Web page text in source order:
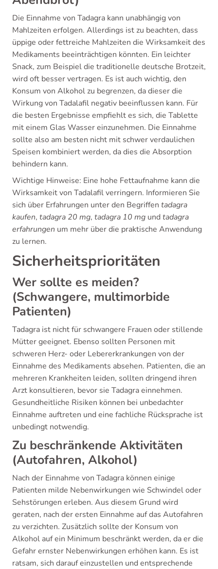
Die Einnahme von Tadagra kann unabhängig von
Mahlzeiten erfolgen. Allerdings ist zu beachten, dass
üppige oder fettreiche Mahlzeiten die Wirksamkeit des
Medikaments beeinträchtigen könnten. Ein leichter
Snack, zum Beispiel die traditionelle deutsche Brotzeit,
wird oft besser vertragen. Es ist auch wichtig, den
Konsum von Alkohol zu begrenzen, da dieser die
Wirkung von Tadalafil negativ beeinflussen kann. Für
die besten Ergebnisse empfiehlt es sich, die Tablette
mit einem Glas Wasser einzunehmen. Die Einnahme
sollte also am besten nicht mit schwer verdaulichen
Speisen kombiniert werden, da dies die Absorption
behindern kann.
Wichtige Hinweise: Eine hohe Fettaufnahme kann die
Wirksamkeit von Tadalafil verringern. Informieren Sie
sich über Erfahrungen unter den Begriffen tadagra
kaufen, tadagra 20 mg, tadagra 10 mg und tadagra
erfahrungen um mehr über die praktische Anwendung
zu lernen.
Sicherheitsprioritäten
Wer sollte es meiden?
(Schwangere, multimorbide
Patienten)
Tadagra ist nicht für schwangere Frauen oder stillende
Mütter geeignet. Ebenso sollten Personen mit
schweren Herz- oder Lebererkrankungen von der
Einnahme des Medikaments absehen. Patienten, die an
mehreren Krankheiten leiden, sollten dringend ihren
Arzt konsultieren, bevor sie Tadagra einnehmen.
Gesundheitliche Risiken können bei unbedachter
Einnahme auftreten und eine fachliche Rücksprache ist
unbedingt notwendig.
Zu beschränkende Aktivitäten
(Autofahren, Alkohol)
Nach der Einnahme von Tadagra können einige
Patienten milde Nebenwirkungen wie Schwindel oder
Sehstörungen erleben. Aus diesem Grund wird
geraten, nach der ersten Einnahme auf das Autofahren
zu verzichten. Zusätzlich sollte der Konsum von
Alkohol auf ein Minimum beschränkt werden, da er die
Gefahr ernster Nebenwirkungen erhöhen kann. Es ist
ratsam, sich darauf einzustellen und entsprechende